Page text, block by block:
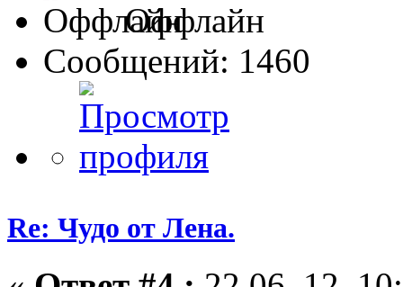
Оффлайн
Сообщений: 1460
Re: Чудо от Лена.